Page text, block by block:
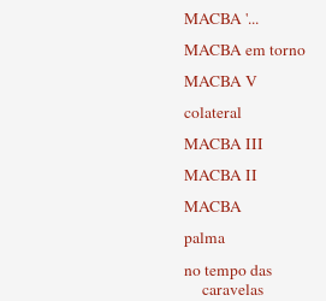
MACBA '...
MACBA em torno
MACBA V
colateral
MACBA III
MACBA II
MACBA
palma
no tempo das
caravelas